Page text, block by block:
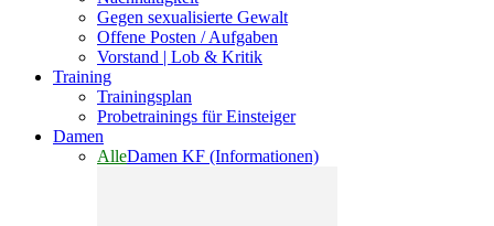
Gegen sexualisierte Gewalt
Offene Posten / Aufgaben
Vorstand | Lob & Kritik
Training
Trainingsplan
Probetrainings für Einsteiger
Damen
AlleDamen KF (Informationen)